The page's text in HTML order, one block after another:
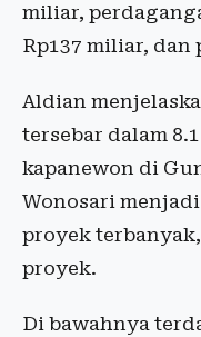
miliar,
Rp137 miliar,
Aldian
tersebar dalam
kapanewon di
Wonosari
proyek
proyek.
Di bawahnya